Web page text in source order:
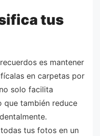
tus
es mantener
en carpetas por
solo facilita
que también reduce
tus fotos en un